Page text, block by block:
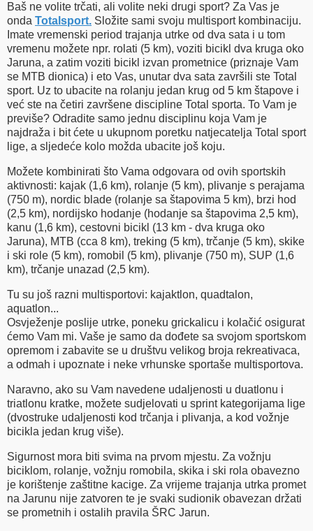
Baš ne volite trčati, ali volite neki drugi sport? Za Vas je
onda Totalsport. Složite sami svoju multisport kombinaciju.
Imate vremenski period trajanja utrke od dva sata i u tom
vremenu možete npr. rolati (5 km), voziti bicikl dva kruga oko
Jaruna, a zatim voziti bicikl izvan prometnice (priznaje Vam
se MTB dionica) i eto Vas, unutar dva sata završili ste Total
sport. Uz to ubacite na rolanju jedan krug od 5 km štapove i
već ste na četiri završene discipline Total sporta. To Vam je
previše? Odradite samo jednu disciplinu koja Vam je
najdraža i bit ćete u ukupnom poretku natjecatelja Total sport
lige, a sljedeće kolo možda ubacite još koju.
Možete kombinirati što Vama odgovara od ovih sportskih
aktivnosti: kajak (1,6 km), rolanje (5 km), plivanje s perajama
(750 m), nordic blade (rolanje sa štapovima 5 km), brzi hod
(2,5 km), nordijsko hodanje (hodanje sa štapovima 2,5 km),
kanu (1,6 km), cestovni bicikl (13 km - dva kruga oko
Jaruna), MTB (cca 8 km), treking (5 km), trčanje (5 km), skike
i ski role (5 km), romobil (5 km), plivanje (750 m), SUP (1,6
km), trčanje unazad (2,5 km).
Tu su još razni multisportovi: kajaktlon, quadtalon,
aquatlon...
Osvježenje poslije utrke, poneku grickalicu i kolačić osigurat
ćemo Vam mi. Vaše je samo da dođete sa svojom sportskom
opremom i zabavite se u društvu velikog broja rekreativaca,
a odmah i upoznate i neke vrhunske sportaše multisportova.
Naravno, ako su Vam navedene udaljenosti u duatlonu i
triatlonu kratke, možete sudjelovati u sprint kategorijama lige
(dvostruke udaljenosti kod trčanja i plivanja, a kod vožnje
bicikla jedan krug više).
Sigurnost mora biti svima na prvom mjestu. Za vožnju
biciklom, rolanje, vožnju romobila, skika i ski rola obavezno
je korištenje zaštitne kacige. Za vrijeme trajanja utrka promet
na Jarunu nije zatvoren te je svaki sudionik obavezan držati
se prometnih i ostalih pravila ŠRC Jarun.